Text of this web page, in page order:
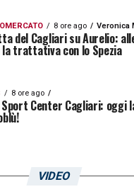
8 ore ago Veronica
del Cagliari su Aurelio:
trattativa con lo Spezia
8 ore ago
Sport Center Cagliari: oggi
VIDEO